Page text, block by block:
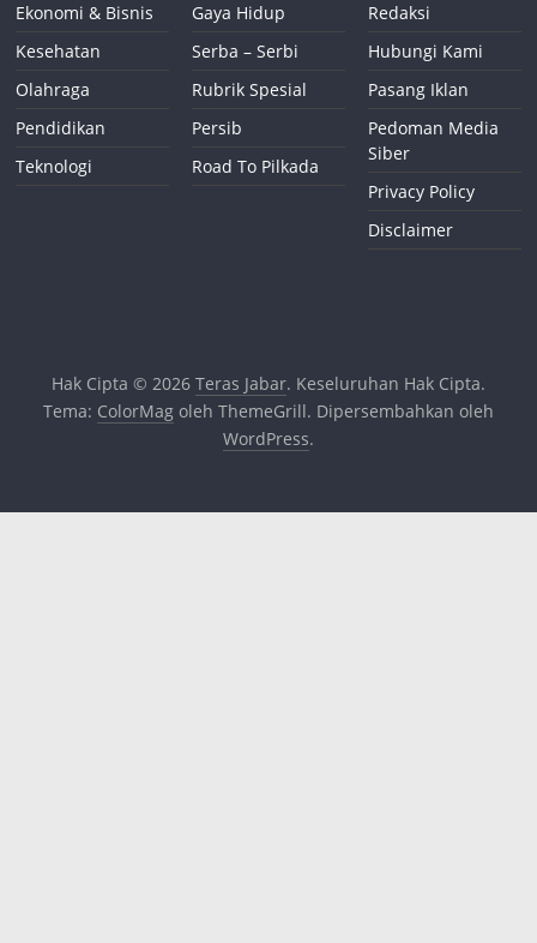
Ekonomi & Bisnis
Kesehatan
Olahraga
Pendidikan
Teknologi
Gaya Hidup
Serba – Serbi
Rubrik Spesial
Persib
Road To Pilkada
Redaksi
Hubungi Kami
Pasang Iklan
Pedoman Media
Siber
Privacy Policy
Disclaimer
Hak Cipta © 2026 Teras Jabar. Keseluruhan Hak Cipta.
Tema: ColorMagoleh ThemeGrill. Dipersembahkan oleh
WordPress.